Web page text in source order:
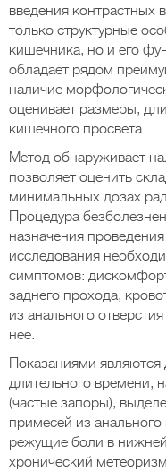
введения контрастных
только структурные
кишечника, но и его
обладает рядом
наличие
оценивает размеры,
кишечного просвета.
Метод обнаруживает
позволяет оценить
минимальных дозах
Процедура
назначения
исследования
симптомов:
заднего прохода,
из анального
нее.
Показаниями
длительного времени,
(частые запоры),
примесей из
режущие боли в
хронический